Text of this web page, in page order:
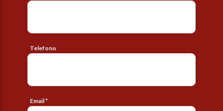
Telefono
Email *